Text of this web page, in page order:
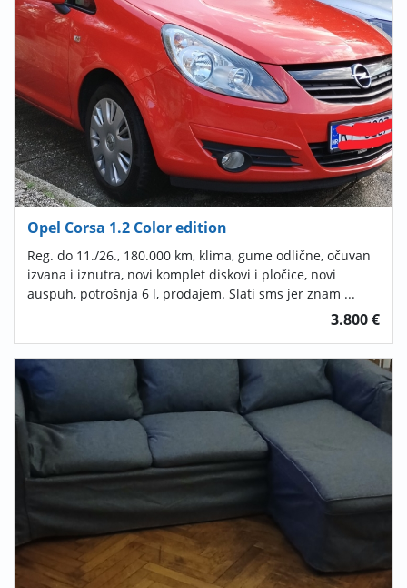
Opel Corsa 1.2 Color edition
Reg. do 11./26., 180.000 km, klima, gume odlične, očuvan
izvana i iznutra, novi komplet diskovi i pločice, novi
auspuh, potrošnja 6 l, prodajem. Slati sms jer znam ...
3.800 €